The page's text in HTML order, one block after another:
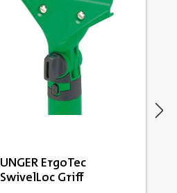
UNGER ErgoTec
SwivelLoc Griff